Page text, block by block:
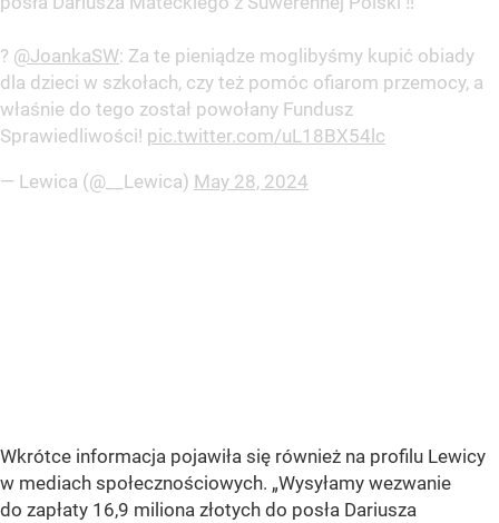
? @JoankaSW: Za te pieniądze moglibyśmy kupić obiady
dla dzieci w szkołach, czy też pomóc ofiarom przemocy, a
właśnie do tego został powołany Fundusz
Sprawiedliwości! pic.twitter.com/uL18BX54lc
— Lewica (@__Lewica) May 28, 2024
Wkrótce informacja pojawiła się również na profilu Lewicy
w mediach społecznościowych. „Wysyłamy wezwanie
do zapłaty 16,9 miliona złotych do posła Dariusza